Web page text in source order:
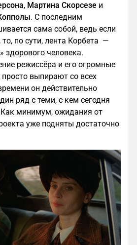
, Мартина Скорсезе и
. С последним
сама собой, ведь если
то, по сути, лента Корбета —
здорового человека.
режиссёра и его огромные
выпирают со всех
он действительно
ряд с теми, с кем сегодня
Как минимум, ожидания от
уже подняты достаточно